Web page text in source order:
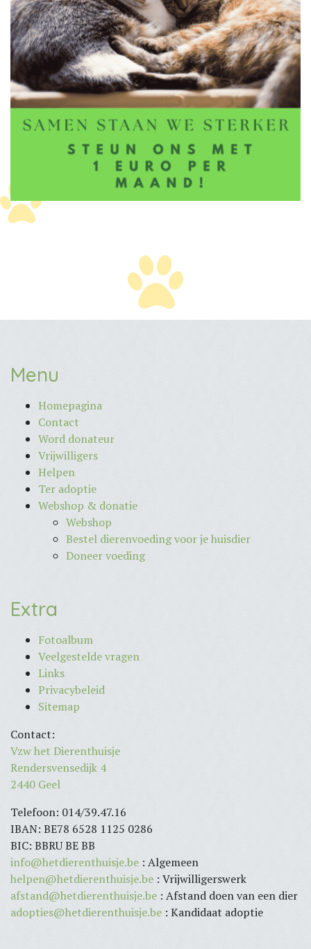
Menu
Homepagina
Contact
Word donateur
Vrijwilligers
Helpen
Ter adoptie
Webshop & donatie
Webshop
Bestel dierenvoeding voor je huisdier
Doneer voeding
Extra
Fotoalbum
Veelgestelde vragen
Links
Privacybeleid
Sitemap
Contact:
Vzw het Dierenthuisje
Rendersvensedijk 4
2440 Geel
Telefoon: 014/39.47.16
IBAN: BE78 6528 1125 0286
BIC: BBRU BE BB
info@hetdierenthuisje.be : Algemeen
helpen@hetdierenthuisje.be : Vrijwilligerswerk
afstand@hetdierenthuisje.be : Afstand doen van een dier
adopties@hetdierenthuisje.be : Kandidaat adoptie